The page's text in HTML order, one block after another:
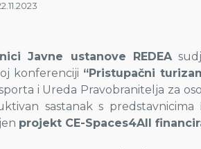
Javne ustanove REDEA
konferenciji “Pristupačni
i Ureda Pravobranitelja za
sastanak s
projekt CE-Spaces4All